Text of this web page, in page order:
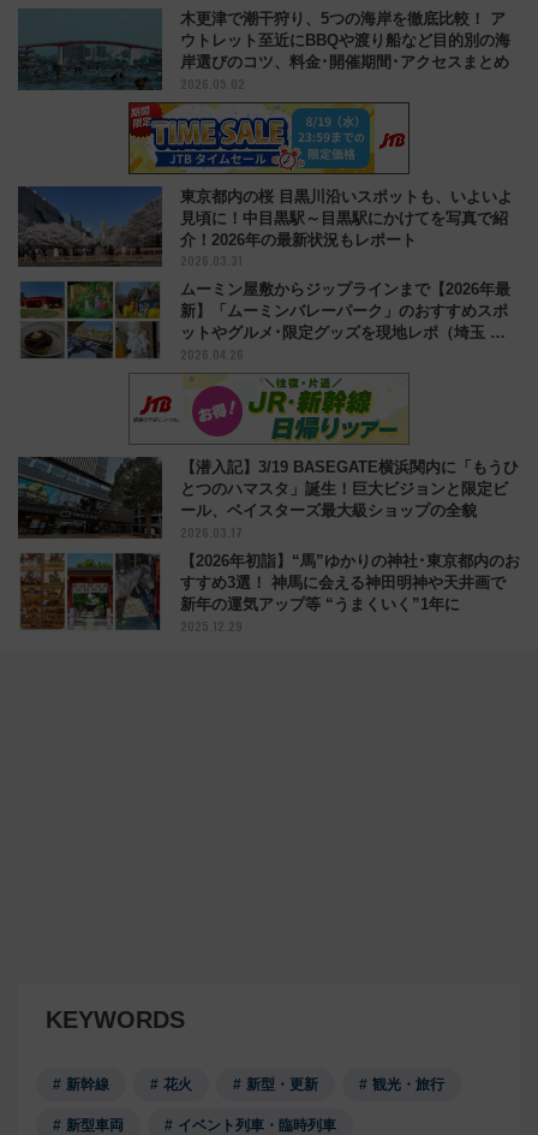
木更津で潮干狩り、5つの海岸を徹底比較！ ア
ウトレット至近にBBQや渡り船など目的別の海
岸選びのコツ、料金･開催期間･アクセスまとめ
2026.05.02
東京都内の桜 目黒川沿いスポットも、いよいよ
見頃に！中目黒駅～目黒駅にかけてを写真で紹
介！2026年の最新状況もレポート
2026.03.31
ムーミン屋敷からジップラインまで【2026年最
新】「ムーミンバレーパーク」のおすすめスポ
ットやグルメ･限定グッズを現地レポ（埼玉 飯
能市）
2026.04.26
【潜入記】3/19 BASEGATE横浜関内に「もうひ
とつのハマスタ」誕生！巨大ビジョンと限定ビ
ール、ベイスターズ最大級ショップの全貌
2026.03.17
【2026年初詣】“馬”ゆかりの神社･東京都内のお
すすめ3選！ 神馬に会える神田明神や天井画で
新年の運気アップ等 “うまくいく”1年に
2025.12.29
KEYWORDS
新幹線 花火 新型・更新 観光・旅行
新型車両 イベント列車・臨時列車